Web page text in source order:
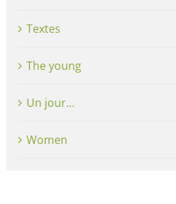
Textes
The young
Un jour…
Women